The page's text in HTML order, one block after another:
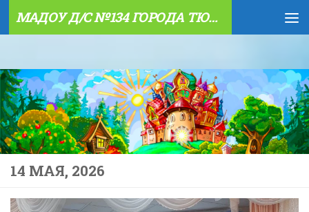
Skip to content МАДОУ Д/С №134 ГОРОДА ТЮМЕНИ
14 МАЯ, 2026